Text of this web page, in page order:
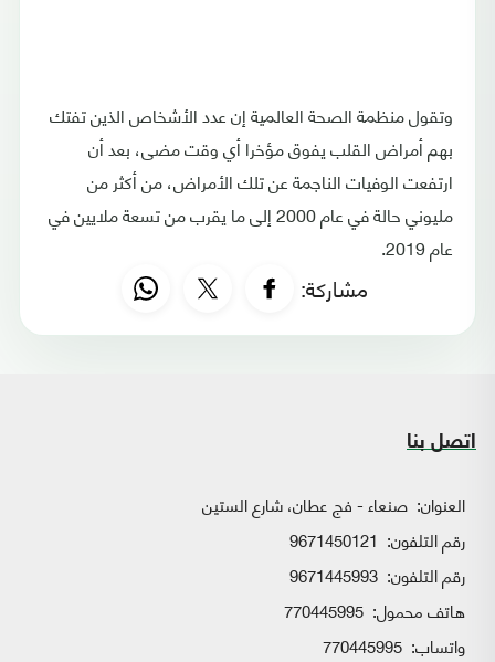
وتقول منظمة الصحة العالمية إن عدد الأشخاص الذين تفتك
بهم أمراض القلب يفوق مؤخرا أي وقت مضى، بعد أن
ارتفعت الوفيات الناجمة عن تلك الأمراض، من أكثر من
مليوني حالة في عام 2000 إلى ما يقرب من تسعة ملايين في
عام 2019.
مشاركة:
اتصل بنا
العنوان: صنعاء - فج عطان، شارع الستين
رقم التلفون: 9671450121
رقم التلفون: 9671445993
هاتف محمول: 770445995
واتساب: